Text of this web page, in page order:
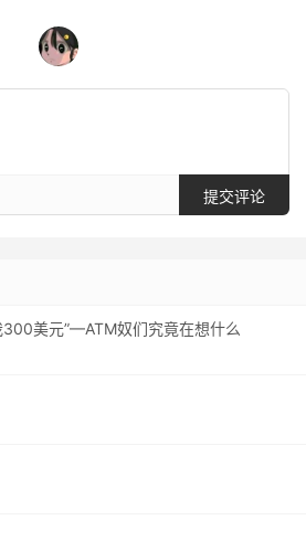
提交评论
300美元”—ATM奴们究竟在想什么